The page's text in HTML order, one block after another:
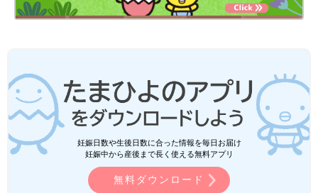
妊娠日数や生後日数に合った情報を毎日お届け
妊娠中から産後まで長く使える無料アプリ
無料ダウンロード